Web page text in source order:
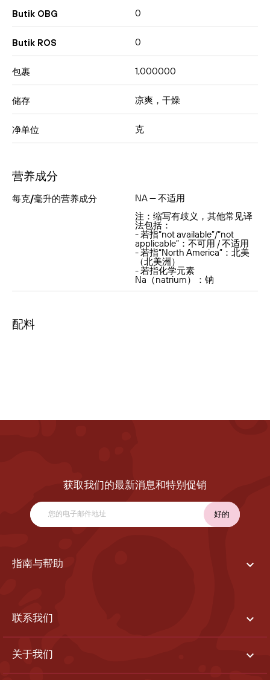
Butik OBG 0
Butik ROS 0
包裹 1,000000
储存 凉爽，干燥
净单位 克
营养成分
每克/毫升的营养成分
NA — 不适用
注：缩写有歧义，其他常见译
法包括：
- 若指“not available”/“not
applicable”：不可用 / 不适用
- 若指“North America”：北美
（北美洲）
- 若指化学元素
Na（natrium）：钠
配料
获取我们的最新消息和特别促销
指南与帮助 
联系我们 
关于我们 